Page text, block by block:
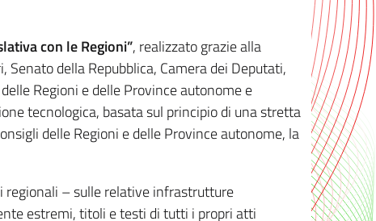
con le Regioni”, realizzato grazie alla
della Repubblica, Camera dei Deputati,
Regioni e delle Province autonome e
tecnologica, basata sul principio di una stretta
delle Regioni e delle Province autonome, la
regionali – sulle relative infrastrutture
estremi, titoli e testi di tutti i propri atti